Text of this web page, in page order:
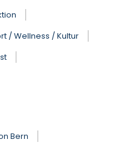
/ Wellness / Kultur
Bern